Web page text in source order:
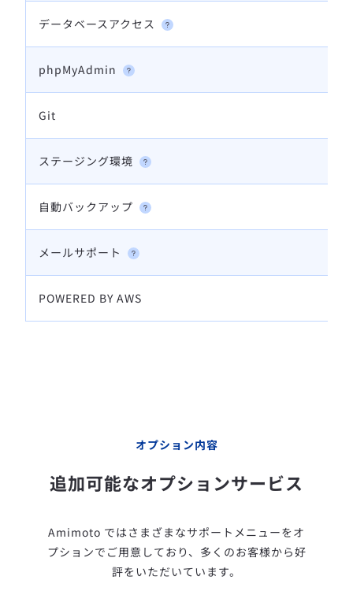
データベースアクセス
phpMyAdmin
Git
ステージング環境
自動バックアップ
メールサポート
POWERED BY AWS
オプション内容
追加可能なオプションサービス
Amimoto ではさまざまなサポートメニューをオ
プションでご用意しており、多くのお客様から好
評をいただいています。